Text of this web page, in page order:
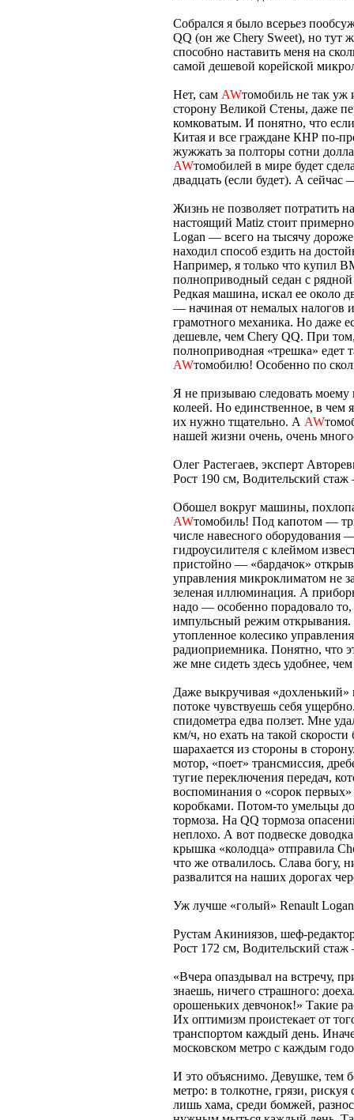
Собрался я было всерьез
QQ (он же Chery Sweet), но тут
способно наставить меня на
самой дешевой корейской
Нет, сам AWтомобиль не так
сторону Великой Стены, даже
комковатым. И понятно, что
Китая и все граждане КНР по-
жужжать за полторы сотни
AWтомобилей в мире будет
двадцать (если будет). А сейчас
Жизнь не позволяет потратить
настоящий Matiz стоит
Logan — всего на тысячу
находил способ ездить на
Например, я только что купил
полноприводный седан с
Редкая машина, искал ее около
— начиная от немалых налогов
грамотного механика. Но даже
дешевле, чем Chery QQ. При
полноприводная «трешка» едет
AWтомобилю! Особенно по
Я не призываю следовать
колеей. Но единственное, в
их нужно тщательно. А AW
нашей жизни очень, очень
Олег Растегаев, эксперт
Рост 190 см, Водительский
Обошел вокруг машины,
AWтомобиль! Под капотом —
числе навесного оборудования
гидроусилителя с клеймом
пристойно — «бардачок»
управления микроклиматом не
зеленая иллюминация. А
надо — особенно порадовало
импульсный режим открывания.
утопленное колесико
радиоприемника. Понятно, что
же мне сидеть здесь удобнее,
Даже выкручивая «дохленький»
потоке чувствуешь себя
спидометра едва ползет. Мне
км/ч, но ехать на такой
шарахается из стороны в
мотор, «поет» трансмиссия,
тугие переключения передач,
воспоминания о «сорок
коробками. Потом-то умельцы
тормоза. На QQ тормоза
неплохо. А вот подвеске
крышка «колодца» отправила
что же отвалилось. Слава богу,
развалится на наших дорогах
Уж лучше «голый» Renault
Рустам Акиниязов, шеф-
Рост 172 см, Водительский
«Вчера опаздывал на встречу,
знаешь, ничего страшного:
орошеньких девчонок!» Такие
Их оптимизм проистекает от
транспортом каждый день.
московском метро с каждым
И это объяснимо. Девушке, тем
метро: в толкотне, грязи,
лишь хама, среди бомжей,